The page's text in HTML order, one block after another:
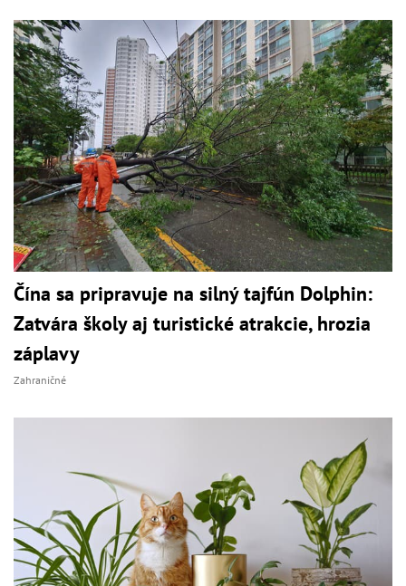
Čína sa pripravuje na silný tajfún Dolphin:
Zatvára školy aj turistické atrakcie, hrozia
záplavy
Zahraničné